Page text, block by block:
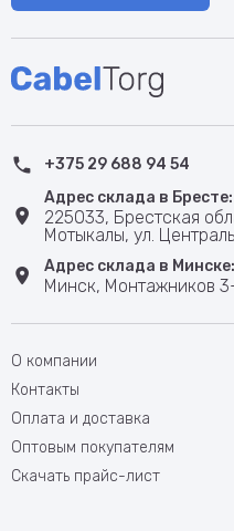
+375 29 688 94 54
Адрес склада в Бресте:
225033, Брестская
Мотыкалы, ул.
Адрес склада в Минске:
Минск, Монтажников
О компании
Контакты
Оплата и доставка
Оптовым покупателям
Скачать прайс-лист